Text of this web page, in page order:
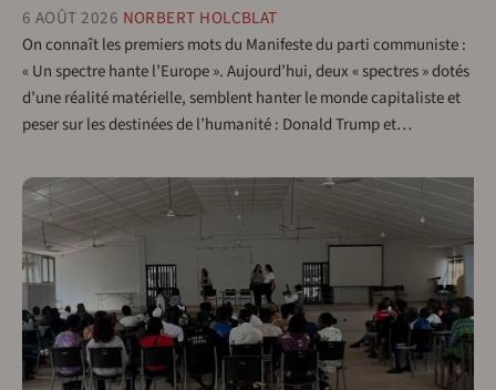
6 AOÛT 2026 NORBERT HOLCBLAT
On connaît les premiers mots du Manifeste du parti communiste :
« Un spectre hante l’Europe ». Aujourd’hui, deux « spectres » dotés
d’une réalité matérielle, semblent hanter le monde capitaliste et
peser sur les destinées de l’humanité : Donald Trump et…